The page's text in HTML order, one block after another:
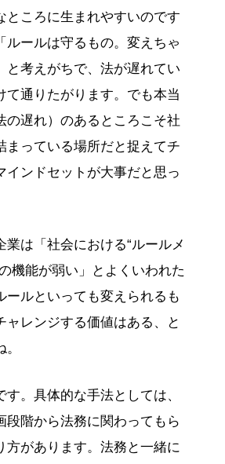
ところに生まれやすいのです
ルールは守るもの。変えちゃ
と考えがちで、法が遅れてい
て通りたがります。でも本当
の遅れ）のあるところこそ社
まっている場所だと捉えてチ
インドセットが大事だと思っ
業は「社会における“ルールメ
機能が弱い」とよくいわれた
ールといっても変えられるも
ャレンジする価値はある、と
す。具体的な手法としては、
段階から法務に関わってもら
方があります。法務と一緒に